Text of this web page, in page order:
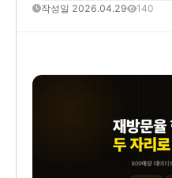
작성일 2026.04.29 140